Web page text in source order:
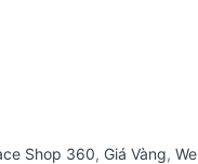
Shop 360, Giá Vàng,